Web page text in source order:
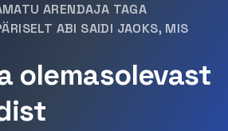
ARENDAJA TAGA
ABI SAIDI JAOKS, MIS
olemasolevast